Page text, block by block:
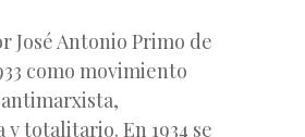
José Antonio Primo de
como movimiento
totalitario. En 1934 se